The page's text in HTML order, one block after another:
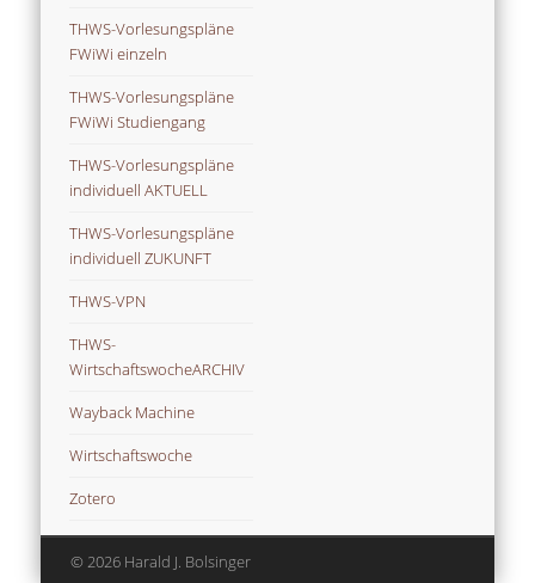
THWS-Vorlesungspläne
FWiWi einzeln
THWS-Vorlesungspläne
FWiWi Studiengang
THWS-Vorlesungspläne
individuell AKTUELL
THWS-Vorlesungspläne
individuell ZUKUNFT
THWS-VPN
THWS-
WirtschaftswocheARCHIV
Wayback Machine
Wirtschaftswoche
Zotero
© 2026 Harald J. Bolsinger